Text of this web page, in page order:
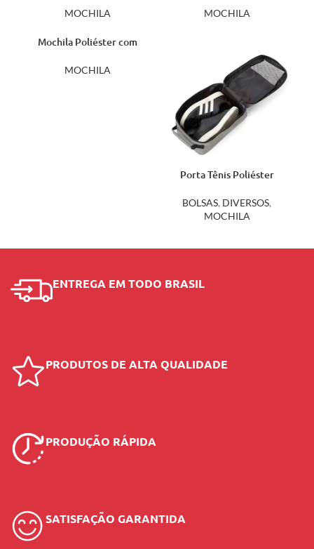
MOCHILA MOCHILA
Mochila Poliéster com
Notebook até 14
MOCHILA
Porta Tênis Poliéster
BOLSAS, DIVERSOS,
MOCHILA
ENTREGA EM TODO BRASIL
PRODUTOS DE ALTA QUALIDADE
PRODUÇÃO RÁPIDA
SATISFAÇÃO GARANTIDA